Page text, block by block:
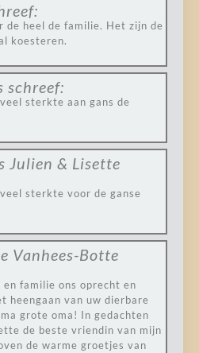
de heel de familie. Het zijn de
koesteren.
schreef:
sterkte aan gans de
Julien & Lisette
sterkte voor de ganse
Vanhees-Botte
familie ons oprecht en
heengaan van uw dierbare
grote oma! In gedachten
de beste vriendin van mijn
de warme groetjes van